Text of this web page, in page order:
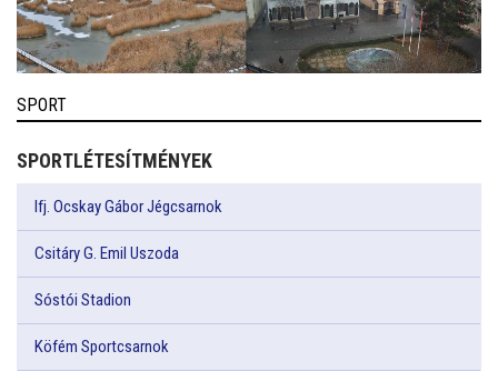
SPORT
SPORTLÉTESÍTMÉNYEK
Ifj. Ocskay Gábor Jégcsarnok
Csitáry G. Emil Uszoda
Sóstói Stadion
Köfém Sportcsarnok